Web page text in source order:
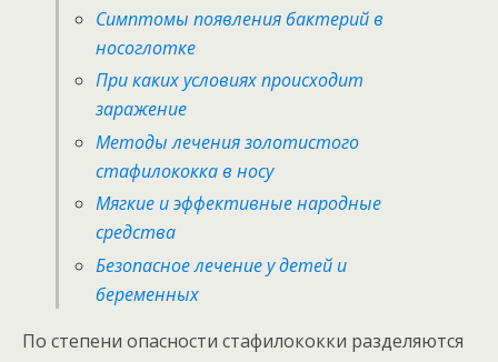
Симптомы появления бактерий в
носоглотке
При каких условиях происходит
заражение
Методы лечения золотистого
стафилококка в носу
Мягкие и эффективные народные
средства
Безопасное лечение у детей и
беременных
По степени опасности стафилококки разделяются